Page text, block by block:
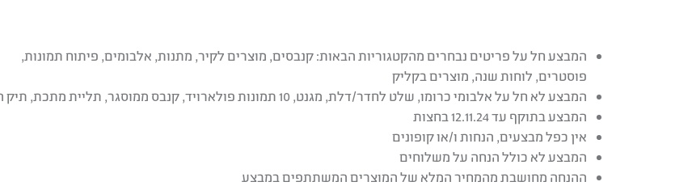
המבצע חל על פריטים נבחרים מהקטגוריות הבאות: קנבסים, מוצרים לקיר, מתנות, אלבומים, פיתוח תמונות,
פוסטרים, לוחות שנה, מוצרים בקליק
המבצע לא חל על אלבומי כרומו, שלט לחדר/דלת, מגנט, 10 תמונות פולארויד, קנבס ממוסגר, תליית מתכת, תיק הקסם
המבצע בתוקף עד 12.11.24 בחצות
אין כפל מבצעים, הנחות ו/או קופונים
המבצע לא כולל הנחה על משלוחים
ההנחה מחושבת מהמחיר המלא של המוצרים המשתתפים במבצע